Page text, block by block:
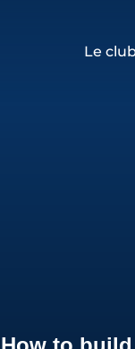
Le